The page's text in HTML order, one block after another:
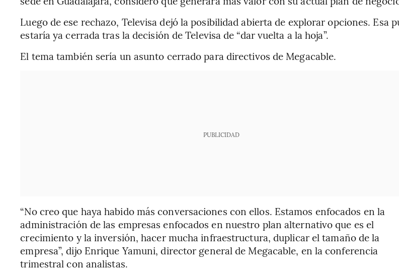
Luego de ese rechazo, Televisa dejó la posibilidad abierta de explorar opciones. Esa
estaría ya cerrada tras la decisión de Televisa de “dar vuelta a la hoja”.
El tema también sería un asunto cerrado para directivos de Megacable.
PUBLICIDAD
“No creo que haya habido más conversaciones con ellos. Estamos enfocados en la
administración de las empresas enfocados en nuestro plan alternativo que es el
crecimiento y la inversión, hacer mucha infraestructura, duplicar el tamaño de la
empresa”, dijo Enrique Yamuni, director general de Megacable, en la conferencia
trimestral con analistas.